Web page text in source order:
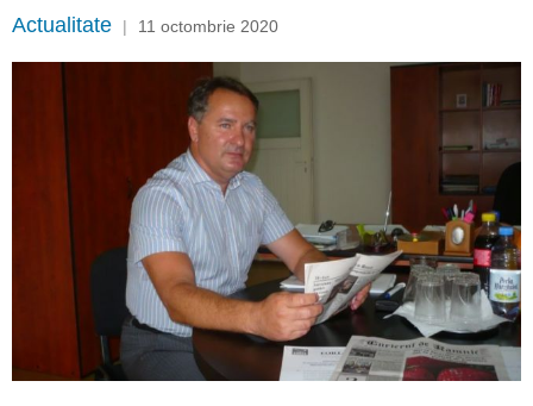
Actualitate | 11 octombrie 2020